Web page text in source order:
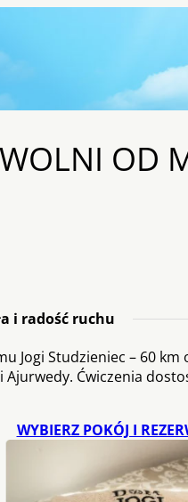
OD
i radość ruchu
Jogi Studzieniec – 60
Ćwiczenia
WYBIERZ POKÓJ I